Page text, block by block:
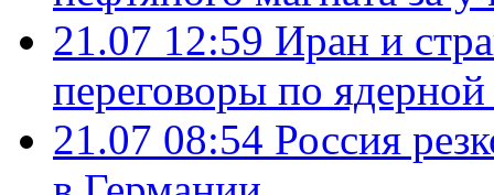
21.07 12:59 Иран и
переговоры по
21.07 08:54 Россия